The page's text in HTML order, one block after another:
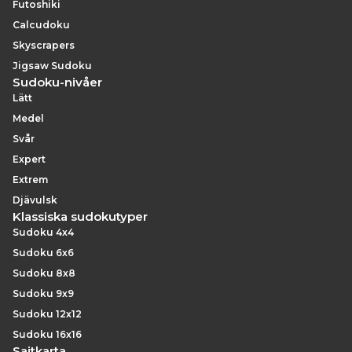
Futoshiki
Calcudoku
Skyscrapers
Jigsaw Sudoku
Sudoku-nivåer
Lätt
Medel
Svår
Expert
Extrem
Djävulsk
Klassiska sudokutyper
Sudoku 4x4
Sudoku 6x6
Sudoku 8x8
Sudoku 9x9
Sudoku 12x12
Sudoku 16x16